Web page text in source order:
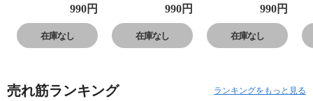
LABEL セミロン
グ ボクサーパン
ツ メンズ カット
オフ 持続消臭
990円
在庫なし
LABEL セミロン
グ ボクサーパン
ツ メンズ カット
オフ 持続消臭
990円
在庫なし
LABEL セミロン
グ ボクサーパン
ツ メンズ カット
オフ 持続消臭
990円
在庫なし
売れ筋ランキング ランキングをもっと見る